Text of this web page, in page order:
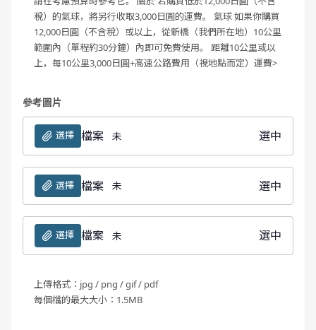
稅）的氣球，將另行收取3,000日圓的運費。 氣球 如果你購買
12,000日圓（不含稅）或以上，從新橋（我們所在地）10公里
範圍內（單程約30分鐘）內即可免費使用。 距離10公里或以
上，每10公里3,000日圓+高速公路費用（視地點而定）運費>
參考圖片
選擇 檔案 未 選中
選擇 檔案 未 選中
選擇 檔案 未 選中
上傳格式：jpg / png / gif / pdf
每個檔的最大大小：1.5MB